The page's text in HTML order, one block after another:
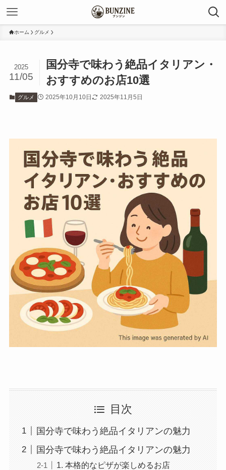
ホーム グルメ
国分寺で味わう絶品イタリアン・
おすすめのお店10選
2025
11/05
グルメ 2025年10月10日 2025年11月5日
目次
国分寺で味わう絶品イタリアンの魅力
国分寺で味わう絶品イタリアンの魅力
1. 本格的なピザが楽しめるお店